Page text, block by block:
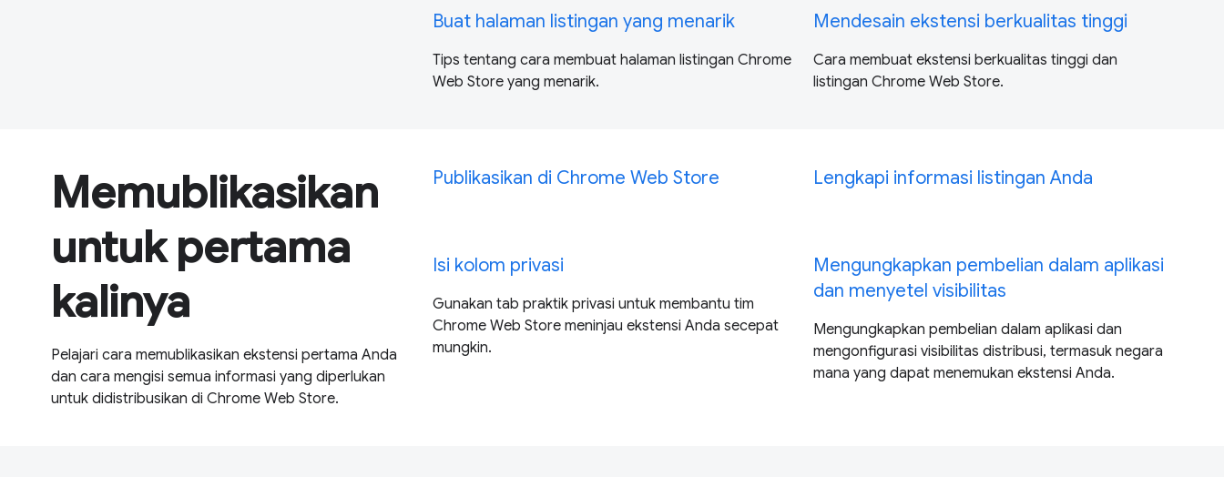
Buat halaman listingan yang menarik
Tips tentang cara membuat halaman listingan Chrome
Web Store yang menarik.
Mendesain ekstensi berkualitas tinggi
Cara membuat ekstensi berkualitas tinggi dan
listingan Chrome Web Store.
Memublikasikan
untuk pertama
kalinya
Pelajari cara memublikasikan ekstensi pertama Anda
dan cara mengisi semua informasi yang diperlukan
untuk didistribusikan di Chrome Web Store.
Publikasikan di Chrome Web Store Lengkapi informasi listingan Anda
Isi kolom privasi
Gunakan tab praktik privasi untuk membantu tim
Chrome Web Store meninjau ekstensi Anda secepat
mungkin.
Mengungkapkan pembelian dalam aplikasi
dan menyetel visibilitas
Mengungkapkan pembelian dalam aplikasi dan
mengonfigurasi visibilitas distribusi, termasuk negara
mana yang dapat menemukan ekstensi Anda.